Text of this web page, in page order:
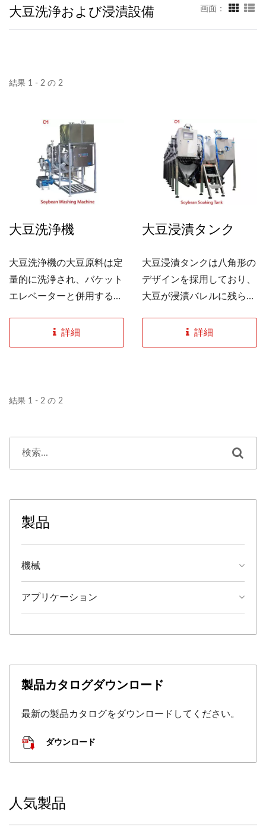
大豆洗浄および浸漬設備 画面：
結果 1 - 2 の 2
大豆洗浄機
大豆洗浄機の大豆原料は定
量的に洗浄され、バケット
エレベーターと併用するこ
利にすることができま
す。...
詳細
大豆浸漬タンク
大豆浸漬タンクは八角形の
デザインを採用しており、
大豆が浸漬バレルに残らな
のため、製品はスムーズに
輸送でき、内部の高圧ポン
詳細
結果 1 - 2 の 2
製品
機械
アプリケーション
製品カタログダウンロード
最新の製品カタログをダウンロードしてください。
ダウンロード
人気製品